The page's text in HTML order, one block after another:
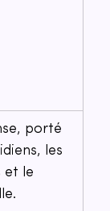
porté
les
et le